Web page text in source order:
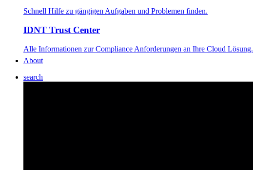
Schnell Hilfe zu gängigen Aufgaben und Problemen finden.
IDNT Trust Center
Alle Informationen zur Compliance Anforderungen an Ihre Cloud Lösung.
About
search